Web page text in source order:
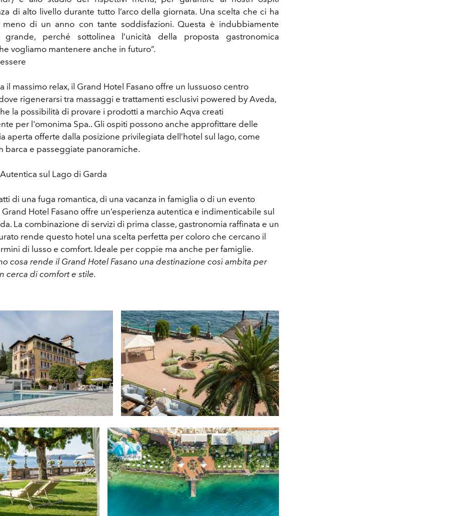
di alto livello durante tutto l’arco della giornata. Una scelta che ci ha
di un anno con tante soddisfazioni. Questa è indubbiamente
perché sottolinea l’unicità della proposta gastronomica
vogliamo mantenere anche in futuro”.
il massimo relax, il Grand Hotel Fasano offre un lussuoso centro
rigenerarsi tra massaggi e trattamenti esclusivi powered by Aveda,
la possibilità di provare i prodotti a marchio Aqva creati
per l'omonima Spa.. Gli ospiti possono anche approfittare delle
aperta offerte dalla posizione privilegiata dell’hotel sul lago, come
barca e passeggiate panoramiche.
sul Lago di Garda
di una fuga romantica, di una vacanza in famiglia o di un evento
Hotel Fasano offre un’esperienza autentica e indimenticabile sul
La combinazione di servizi di prima classe, gastronomia raffinata e un
rende questo hotel una scelta perfetta per coloro che cercano il
di lusso e comfort. Ideale per coppie ma anche per famiglie.
cosa rende il Grand Hotel Fasano una destinazione così ambita per
cerca di comfort e stile.